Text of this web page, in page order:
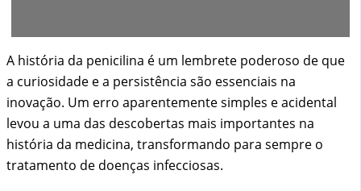
A história da penicilina é um lembrete poderoso de que
a curiosidade e a persistência são essenciais na
inovação. Um erro aparentemente simples e acidental
levou a uma das descobertas mais importantes na
história da medicina, transformando para sempre o
tratamento de doenças infecciosas.